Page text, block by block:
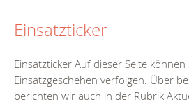
Einsatzticker
Einsatzticker Auf dieser Seite können
Einsatzgeschehen verfolgen. Über
berichten wir auch in der Rubrik